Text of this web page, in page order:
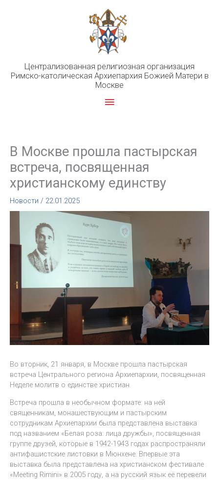
Централизованная религиозная организация
Римско-католическая Архиепархия Божией Матери в
Москве
Главное
В Москве прошла пастырская
встреча, посвященная
христианскому единству
Новости / 22.01.2025
Во вторник, 21 января, в Москве прошла пастырская
встреча Центрального региона Архиепархии, посвященная
Неделе молитв о единстве христиан.
Встреча прошла в необычном формате: на ней
священникам, монашествующим и пастырским
сотрудникам Архиепархии была представлена выставка
под названием «Белая роза: лица дружбы», посвященная
группе друзей, которые в 1942-1943 годах распространяли
антифашистские листовки в Мюнхене. Впервые эта
выставка была представлена на христианском фестивале
«Meeting Rimini» в 2005 году, а на русский язык её перевели